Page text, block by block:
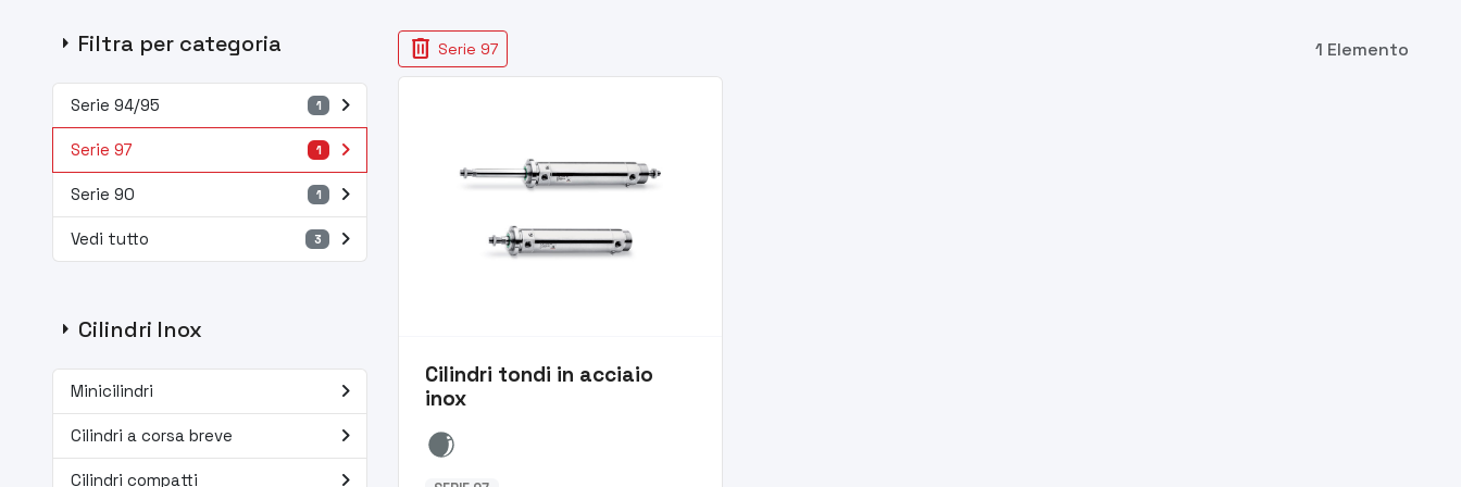
arrow_right Filtra per categoria
Serie 94/95 1 navigate_next
Serie 97 1 navigate_next
Serie 90 1 navigate_next
Vedi tutto 3 navigate_next
arrow_right Cilindri Inox
Minicilindri navigate_next
Cilindri a corsa breve navigate_next
Cilindri compatti navigate_next
delete Serie 97 1 Elemento
Cilindri tondi in acciaio
inox